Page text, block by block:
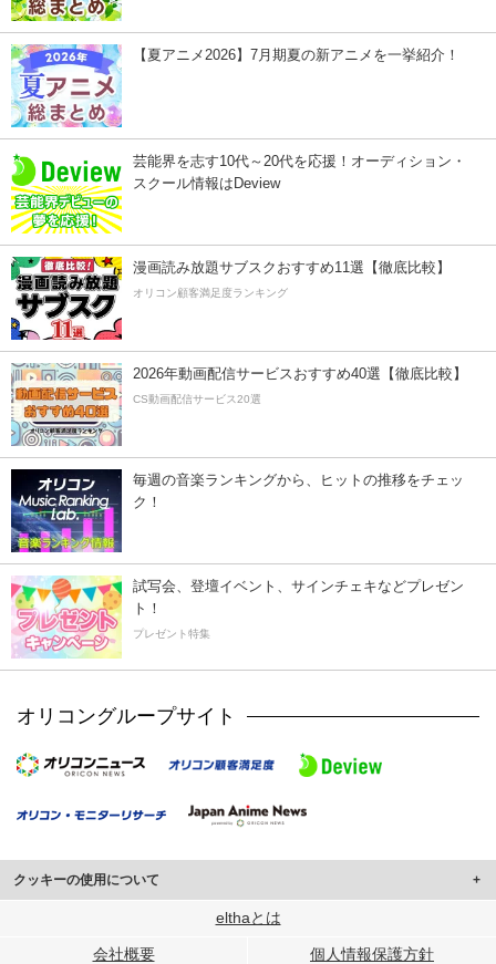
【夏アニメ2026】7月期夏の新アニメを一挙紹介！
芸能界を志す10代～20代を応援！オーディション・
スクール情報はDeview
漫画読み放題サブスクおすすめ11選【徹底比較】
オリコン顧客満足度ランキング
2026年動画配信サービスおすすめ40選【徹底比較】
CS動画配信サービス20選
毎週の音楽ランキングから、ヒットの推移をチェッ
ク！
試写会、登壇イベント、サインチェキなどプレゼン
ト！
プレゼント特集
オリコングループサイト
クッキーの使用について
このサイトでは Cookie を使用して、ユーザーに合わせたコンテンツや広告の
行っています。
elthaとは
会社概要 個人情報保護方針